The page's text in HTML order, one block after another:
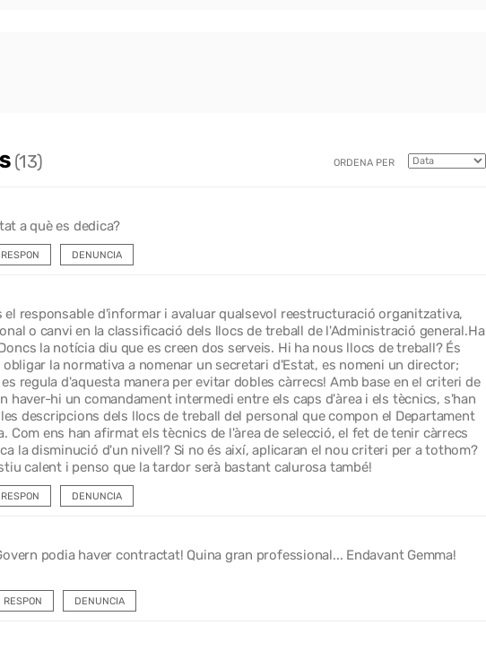
(13) ORDENA PER
a què es dedica?
RESPON DENUNCIA
el responsable d'informar i avaluar qualsevol reestructuració organitzativa,
o canvi en la classificació dels llocs de treball de l'Administració general.Ha
la notícia diu que es creen dos serveis. Hi ha nous llocs de treball? És
la normativa a nomenar un secretari d'Estat, es nomeni un director;
regula d'aquesta manera per evitar dobles càrrecs! Amb base en el criteri de
haver-hi un comandament intermedi entre els caps d'àrea i els tècnics, s'han
descripcions dels llocs de treball del personal que compon el Departament
Com ens han afirmat els tècnics de l'àrea de selecció, el fet de tenir càrrecs
la disminució d'un nivell? Si no és així, aplicaran el nou criteri per a tothom?
calent i penso que la tardor serà bastant calurosa també!
RESPON DENUNCIA
podia haver contractat! Quina gran professional... Endavant Gemma!
RESPON DENUNCIA